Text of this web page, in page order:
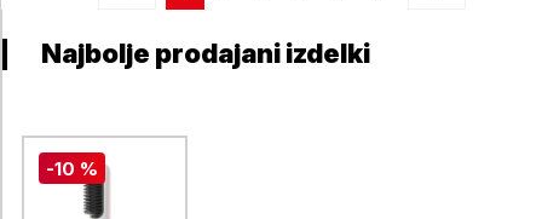
Najbolje prodajani izdelki
-10 %